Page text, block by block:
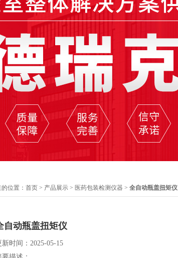
位置： 首页 > 产品展示 > 医药包装检测仪器 > 全自动瓶盖扭矩仪
自动瓶盖扭矩仪
新时间：2025-05-15